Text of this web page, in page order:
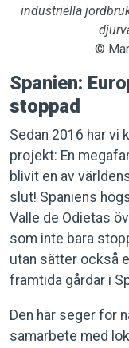
industriella
©
Spanien:
stoppad
Sedan 2016 har vi
projekt: En
blivit en av
slut! Spaniens
Valle de Odietas
som inte bara
utan sätter också
framtida gårdar i
Den här seger för
samarbete med